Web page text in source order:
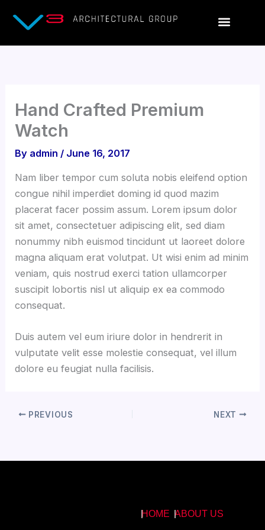
Hand Crafted Premium
Watch
By admin / June 16, 2017
Nam liber tempor cum soluta nobis eleifend option
congue nihil imperdiet doming id quod mazim
placerat facer possim assum. Lorem ipsum dolor
sit amet, consectetuer adipiscing elit, sed diam
nonummy nibh euismod tincidunt ut laoreet dolore
magna aliquam erat volutpat. Ut wisi enim ad minim
veniam, quis nostrud exerci tation ullamcorper
suscipit lobortis nisl ut aliquip ex ea commodo
consequat.
Duis autem vel eum iriure dolor in hendrerit in
vulputate velit esse molestie consequat, vel illum
dolore eu feugiat nulla facilisis.
PREVIOUS NEXT
HOME ABOUT US